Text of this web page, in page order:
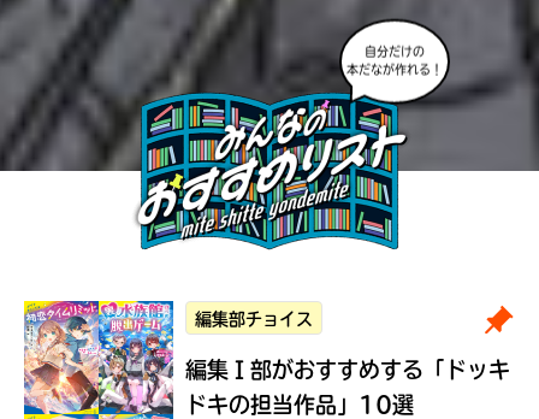
自分だけの
本だなが作れる！
編集部チョイス
編集Ｉ部がおすすめする 「ドッキ
ドキの担当作品」10選